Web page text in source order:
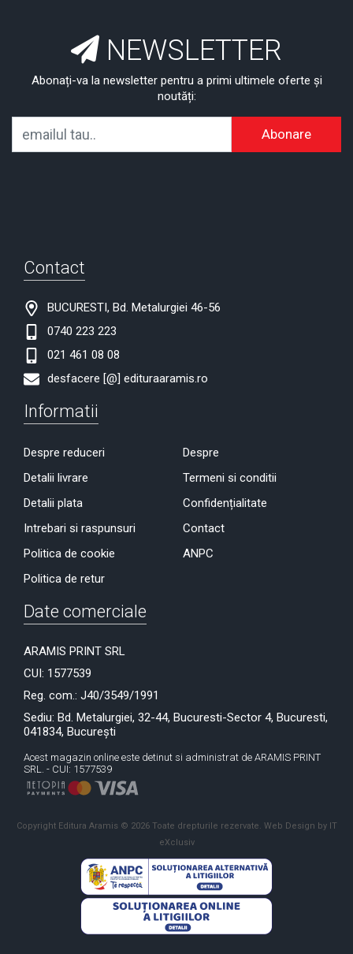
NEWSLETTER
Abonați-va la newsletter pentru a primi ultimele oferte și
noutăți:
Abonare
Contact
BUCURESTI, Bd. Metalurgiei 46-56
0740 223 223
021 461 08 08
desfacere [@] edituraaramis.ro
Informatii
Despre reduceri
Detalii livrare
Detalii plata
Intrebari si raspunsuri
Politica de cookie
Politica de retur
Despre
Termeni si conditii
Confidențialitate
Contact
ANPC
Date comerciale
ARAMIS PRINT SRL
CUI: 1577539
Reg. com.: J40/3549/1991
Sediu: Bd. Metalurgiei, 32-44, Bucuresti-Sector 4, Bucuresti,
041834, București
Acest magazin online este detinut si administrat de ARAMIS PRINT
SRL. - CUI: 1577539
Copyright Editura Aramis © 2026 Toate drepturile rezervate. Web Design by IT
eXclusiv